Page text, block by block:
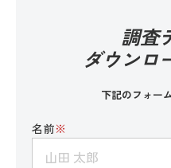
調査
ダウンロ
下記のフォー
名前※